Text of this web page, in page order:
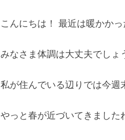
こんにちは！ 最近は暖かか
みなさま体調は大丈夫でしょ
私が住んでいる辺りでは今週
やっと春が近づいてきました